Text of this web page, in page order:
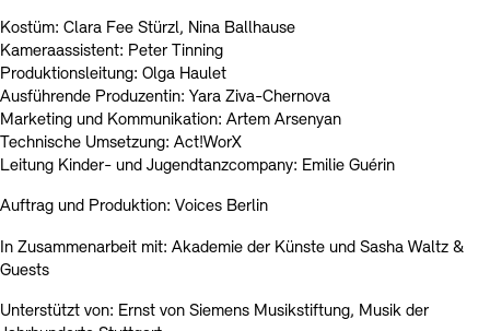
Kostüm: Clara Fee Stürzl, Nina Ballhause
Kameraassistent: Peter Tinning
Produktionsleitung: Olga Haulet
Ausführende Produzentin: Yara Ziva-Chernova
Marketing und Kommunikation: Artem Arsenyan
Technische Umsetzung: Act!WorX
Leitung Kinder- und Jugendtanzcompany: Emilie Guérin
Auftrag und Produktion: Voices Berlin
In Zusammenarbeit mit: Akademie der Künste und Sasha Waltz &
Guests
Unterstützt von: Ernst von Siemens Musikstiftung, Musik der